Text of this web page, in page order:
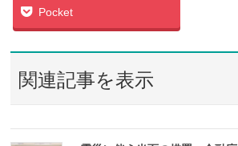
Pocket
関連記事を表示